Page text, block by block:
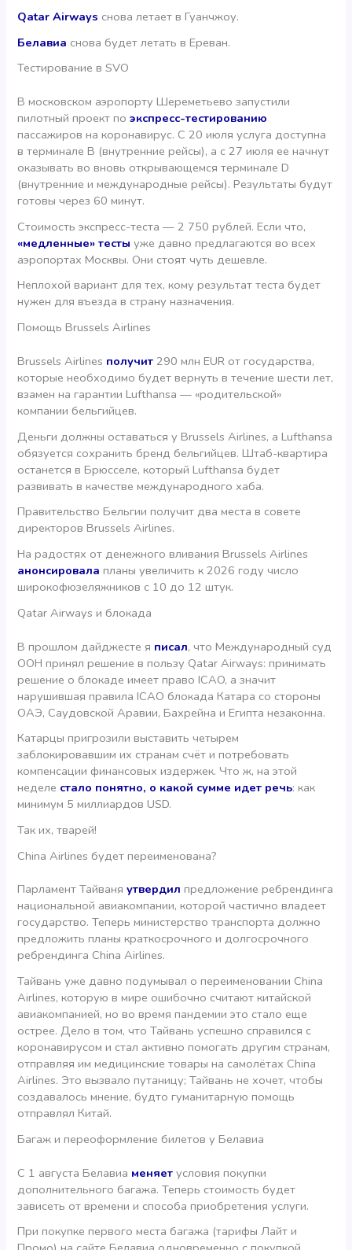
Qatar Airways снова летает в Гуанчжоу.
Белавиа снова будет летать в Ереван.
Тестирование в SVO
В московском аэропорту Шереметьево запустили
пилотный проект поэкспресс-тестированию
пассажиров на коронавирус. С 20 июля услуга доступна
в терминале B (внутренние рейсы), а с 27 июля ее начнут
оказывать во вновь открывающемся терминале D
(внутренние и международные рейсы). Результаты будут
готовы через 60 минут.
Стоимость экспресс-теста — 2 750 рублей. Если что,
«медленные» тесты уже давно предлагаются во всех
аэропортах Москвы. Они стоят чуть дешевле.
Неплохой вариант для тех, кому результат теста будет
нужен для въезда в страну назначения.
Помощь Brussels Airlines
Brussels Airlines получит 290 млн EUR от государства,
которые необходимо будет вернуть в течение шести лет,
взамен на гарантии Lufthansa — «родительской»
компании бельгийцев.
Деньги должны оставаться у Brussels Airlines, а Lufthansa
обязуется сохранить бренд бельгийцев. Штаб-квартира
останется в Брюсселе, который Lufthansa будет
развивать в качестве международного хаба.
Правительство Бельгии получит два места в совете
директоров Brussels Airlines.
На радостях от денежного вливания Brussels Airlines
анонсировала планы увеличить к 2026 году число
широкофюзеляжников с 10 до 12 штук.
Qatar Airways и блокада
В прошлом дайджесте я писал, что Международный суд
ООН принял решение в пользу Qatar Airways: принимать
решение о блокаде имеет право ICAO, а значит
нарушившая правила ICAO блокада Катара со стороны
ОАЭ, Саудовской Аравии, Бахрейна и Египта незаконна.
Катарцы пригрозили выставить четырем
заблокировавшим их странам счёт и потребовать
компенсации финансовых издержек. Что ж, на этой
неделе стало понятно, о какой сумме идет речь: как
минимум 5 миллиардов USD.
Так их, тварей!
China Airlines будет переименована?
Парламент Тайваняутвердил предложение ребрендинга
национальной авиакомпании, которой частично владеет
государство. Теперь министерство транспорта должно
предложить планы краткосрочного и долгосрочного
ребрендинга China Airlines.
Тайвань уже давно подумывал о переименовании China
Airlines, которую в мире ошибочно считают китайской
авиакомпанией, но во время пандемии это стало еще
острее. Дело в том, что Тайвань успешно справился с
коронавирусом и стал активно помогать другим странам,
отправляя им медицинские товары на самолётах China
Airlines. Это вызвало путаницу; Тайвань не хочет, чтобы
создавалось мнение, будто гуманитарную помощь
отправлял Китай.
Багаж и переоформление билетов у Белавиа
С 1 августа Белавиа меняет условия покупки
дополнительного багажа. Теперь стоимость будет
зависеть от времени и способа приобретения услуги.
При покупке первого места багажа (тарифы Лайт и